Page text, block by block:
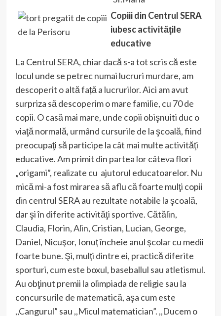
Copiii din Centrul SERA
iubesc activităţile
educative
La Centrul SERA, chiar dacă s-a tot scris că este
locul unde se petrec numai lucruri murdare, am
descoperit o altă față a lucrurilor. Aici am avut
surpriza să descoperim o mare familie, cu 70 de
copii. O casă mai mare, unde copii obişnuiti duc o
viaţă normală, urmând cursurile de la şcoală, fiind
preocupaţi să participe la cât mai multe activităţi
educative. Am primit din partea lor câteva flori
„origami”, realizate cu ajutorul educatoarelor. Nu
mică mi-a fost mirarea să aflu că foarte mulţi copii
din centrul SERA au rezultate notabile la şcoală,
dar şi în diferite activităţi sportive. Cătălin,
Claudia, Florin, Alin, Cristian, Lucian, George,
Daniel, Nicuşor, Ionuţ încheie anul şcolar cu medii
foarte bune. Şi, mulţi dintre ei, practică diferite
sporturi, cum este boxul, baseballul sau atletismul.
Au obţinut premii la olimpiada de religie sau la
concursurile de matematică, aşa cum este
,,Cangurul” sau ,,Micul matematician”. ,,Ducem o